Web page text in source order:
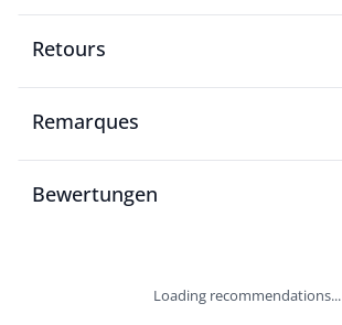
Retours
Remarques
Bewertungen
Loading recommendations...